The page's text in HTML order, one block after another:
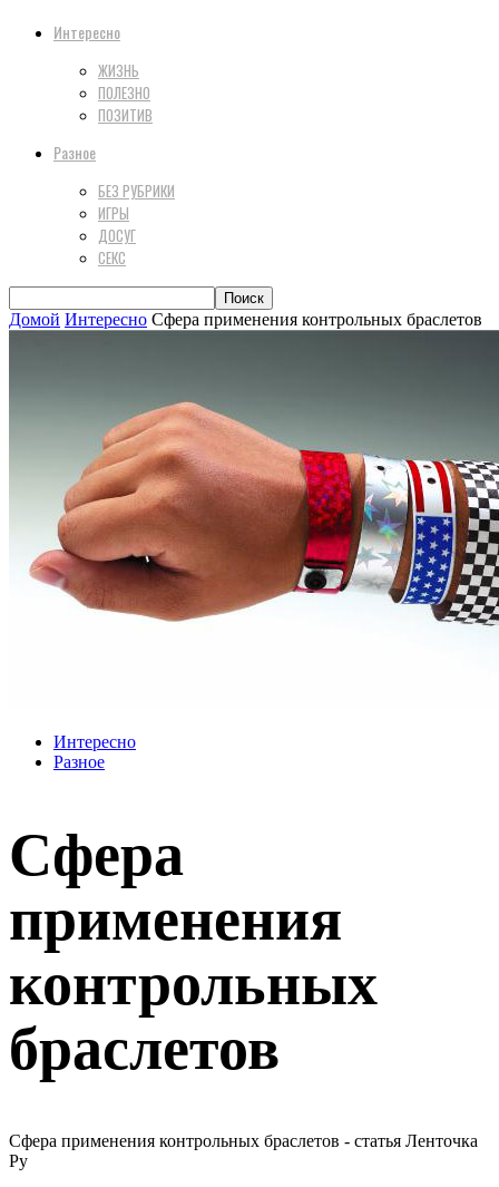
Интересно
ЖИЗНЬ
ПОЛЕЗНО
ПОЗИТИВ
Разное
БЕЗ РУБРИКИ
ИГРЫ
ДОСУГ
СЕКС
Домой Интересно Сфера применения контрольных браслетов
Интересно
Разное
Сфера
применения
контрольных
браслетов
Сфера применения контрольных браслетов - статья Ленточка
Ру